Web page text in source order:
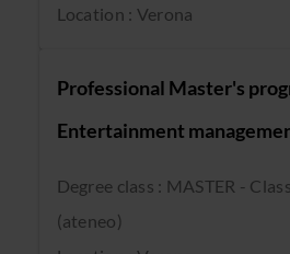
Location : Verona
Professional Master's
Entertainment
Degree class : MASTER -
(ateneo)